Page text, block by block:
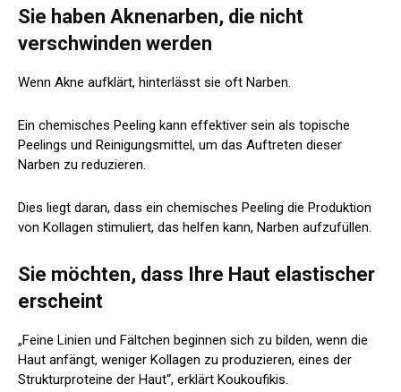
Sie haben Aknenarben, die nicht
verschwinden werden
Wenn Akne aufklärt, hinterlässt sie oft Narben.
Ein chemisches Peeling kann effektiver sein als topische
Peelings und Reinigungsmittel, um das Auftreten dieser
Narben zu reduzieren.
Dies liegt daran, dass ein chemisches Peeling die Produktion
von Kollagen stimuliert, das helfen kann, Narben aufzufüllen.
Sie möchten, dass Ihre Haut elastischer
erscheint
„Feine Linien und Fältchen beginnen sich zu bilden, wenn die
Haut anfängt, weniger Kollagen zu produzieren, eines der
Strukturproteine ​​der Haut“, erklärt Koukoufikis.